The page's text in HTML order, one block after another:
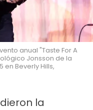
anual "Taste For A
Jonsson de la
en Beverly Hills,
la